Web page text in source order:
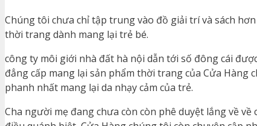
Chúng tôi chưa chỉ tập trung vào đồ giải trí và sách
thời trang dành mang lại trẻ bé.
công ty môi giới nhà đất hà nội dẫn tới số đông cái
đẳng cấp mang lại sản phẩm thời trang của Cửa
phanh nhất mang lại da nhạy cảm của trẻ.
Cha người mẹ đang chưa còn còn phê duyệt lắng về